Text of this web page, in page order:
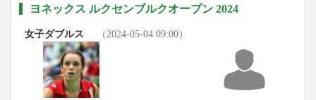
ヨネックス ルクセンブルクオープン 2024
女子ダブルス （2024-05-04 09:00）